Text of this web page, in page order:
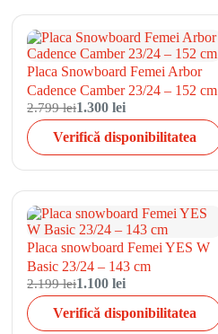
Placa Snowboard Femei Arbor
Cadence Camber 23/24 – 152 cm
2.799 lei1.300 lei
Verifică disponibilitatea
Placa snowboard Femei YES W
Basic 23/24 – 143 cm
2.199 lei1.100 lei
Verifică disponibilitatea